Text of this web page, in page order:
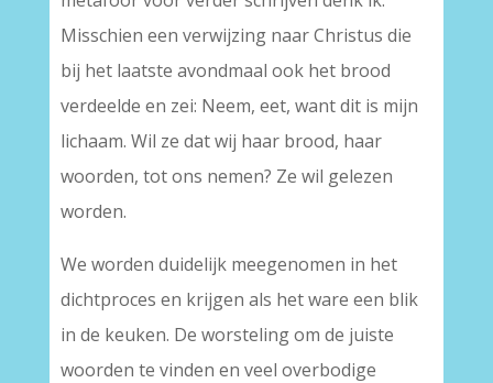
Misschien een verwijzing naar Christus die
bij het laatste avondmaal ook het brood
verdeelde en zei: Neem, eet, want dit is mijn
lichaam. Wil ze dat wij haar brood, haar
woorden, tot ons nemen? Ze wil gelezen
worden.
We worden duidelijk meegenomen in het
dichtproces en krijgen als het ware een blik
in de keuken. De worsteling om de juiste
woorden te vinden en veel overbodige